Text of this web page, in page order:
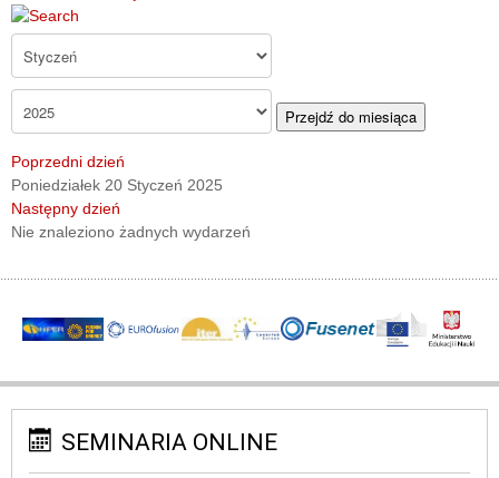
Przejdź do miesiąca
Poprzedni dzień
Poniedziałek 20 Styczeń 2025
Następny dzień
Nie znaleziono żadnych wydarzeń
SEMINARIA ONLINE